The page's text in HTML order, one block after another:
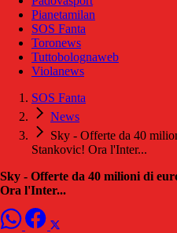
Pianetamilan
SOS Fanta
Toronews
Tuttobolognaweb
Violanews
SOS Fanta
News
Sky - Offerte da 40
Stankovic! Ora l'Inter...
Sky - Offerte da 40 milioni di
Ora l'Inter...